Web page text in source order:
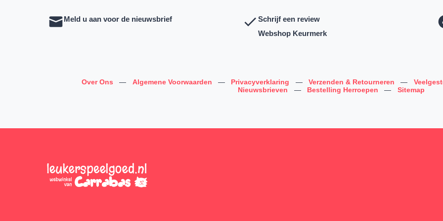
Meld u aan voor de nieuwsbrief
Schrijf een review
Webshop Keurmerk
Over Ons — Algemene Voorwaarden — Privacyverklaring — Verzenden & Retourneren —
Nieuwsbrieven
— Bestelling Herroepen — Sitemap